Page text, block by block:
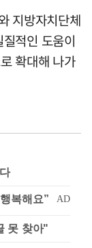
지방자치단체
적인 도움이
확대해 나가
못 찾아"